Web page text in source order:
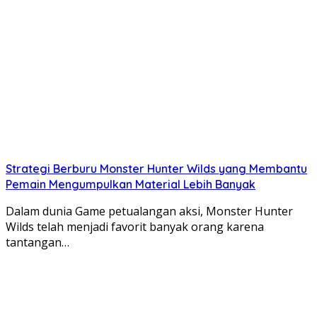
Strategi Berburu Monster Hunter Wilds yang Membantu
Pemain Mengumpulkan Material Lebih Banyak
Dalam dunia Game petualangan aksi, Monster Hunter
Wilds telah menjadi favorit banyak orang karena
tantangan…